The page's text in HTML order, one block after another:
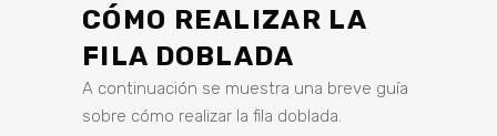
CÓMO REALIZAR LA
FILA DOBLADA
A continuación se muestra una breve guía
sobre cómo realizar la fila doblada.